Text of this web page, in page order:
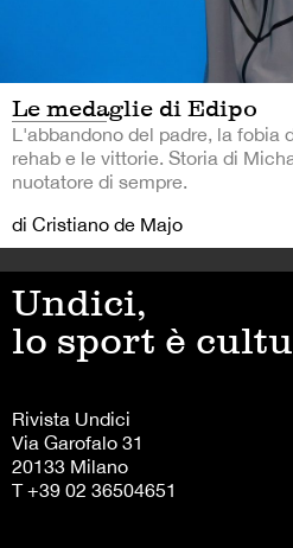
Le medaglie di Edipo
L'abbandono del padre, la fobia
rehab e le vittorie. Storia di
nuotatore di sempre.
di Cristiano de Majo
Undici,
lo sport è
Rivista Undici
Via Garofalo 31
20133 Milano
T +39 02 36504651